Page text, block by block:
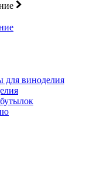
для виноделия